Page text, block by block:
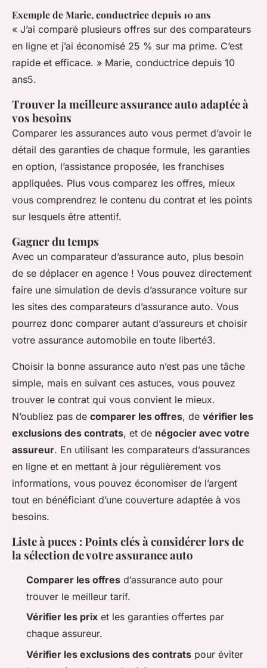
Exemple de Marie, conductrice depuis 10 ans
« J’ai comparé plusieurs offres sur des comparateurs
en ligne et j’ai économisé 25 % sur ma prime. C’est
rapide et efficace. » Marie, conductrice depuis 10
ans5.
Trouver la meilleure assurance auto adaptée à
vos besoins
Comparer les assurances auto vous permet d’avoir le
détail des garanties de chaque formule, les garanties
en option, l’assistance proposée, les franchises
appliquées. Plus vous comparez les offres, mieux
vous comprendrez le contenu du contrat et les points
sur lesquels être attentif.
Gagner du temps
Avec un comparateur d’assurance auto, plus besoin
de se déplacer en agence ! Vous pouvez directement
faire une simulation de devis d’assurance voiture sur
les sites des comparateurs d’assurance auto. Vous
pourrez donc comparer autant d’assureurs et choisir
votre assurance automobile en toute liberté3.
Choisir la bonne assurance auto n’est pas une tâche
simple, mais en suivant ces astuces, vous pouvez
trouver le contrat qui vous convient le mieux.
N’oubliez pas de comparer les offres, de vérifier les
exclusions des contrats, et de négocier avec votre
assureur. En utilisant les comparateurs d’assurances
en ligne et en mettant à jour régulièrement vos
informations, vous pouvez économiser de l’argent
tout en bénéficiant d’une couverture adaptée à vos
besoins.
Liste à puces : Points clés à considérer lors de
la sélection de votre assurance auto
Comparer les offres d’assurance auto pour
trouver le meilleur tarif.
Vérifier les prix et les garanties offertes par
chaque assureur.
Vérifier les exclusions des contrats pour éviter